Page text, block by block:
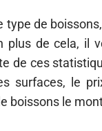
type de
plus de cela, il
de ces
surfaces, le
boissons le